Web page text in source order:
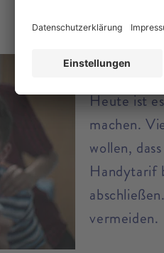
Heute ist
machen.
wollen,
Handytarif
vermeiden.